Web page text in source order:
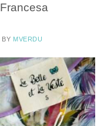
BY MVERDU